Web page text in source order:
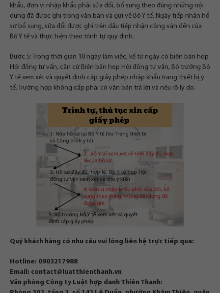
khẩu, đơn vị nhập khẩu phải sửa đổi, bổ sung theo đúng những nội
dung đã được ghi trong văn bản và gửi về Bộ Y tế. Ngày tiếp nhận hồ
sơ bổ sung, sửa đổi được ghi trên dấu tiếp nhận công văn đến của
Bộ Y tế và thực hiện theo trình tự quy định.
Bước 5: Trong thời gian 10 ngày làm việc, kể từ ngày có biên bản họp
Hội đồng tư vấn, căn cứ Biên bản họp Hội đồng tư vấn, Bộ trưởng Bộ
Y tế xem xét và quyết định cấp giấy phép nhập khẩu trang thiết bị y
tế. Trường hợp không cấp phải có văn bản trả lời và nêu rõ lý do.
Quý khách hàng có nhu cầu vui lòng liên hệ trực tiếp qua:
Hotline: 0903217988
Email: contact@luatthienthanh.vn
Văn phòng Công ty Luật hợp danh Thiên Thanh: